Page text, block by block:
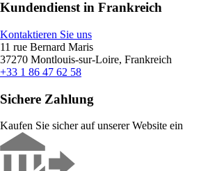
Kundendienst in Frankreich
Kontaktieren Sie uns
11 rue Bernard Maris
37270 Montlouis-sur-Loire, Frankreich
+33 1 86 47 62 58
Sichere Zahlung
Kaufen Sie sicher auf unserer Website ein